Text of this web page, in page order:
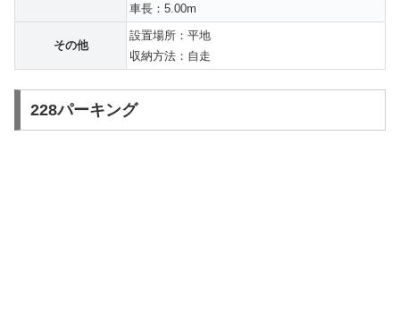
車長：5.00m
その他
設置場所：平地
収納方法：自走
228パーキング